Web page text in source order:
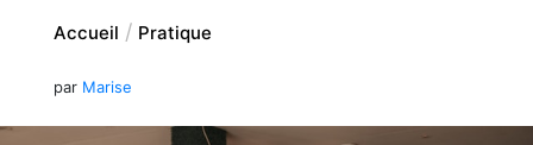
Accueil Pratique
par Marise